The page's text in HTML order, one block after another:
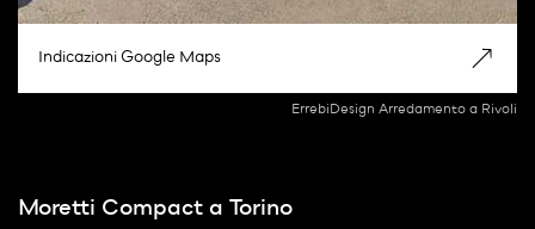
Indicazioni Google Maps
ErrebiDesign Arredamento a Rivoli
Moretti Compact a Torino